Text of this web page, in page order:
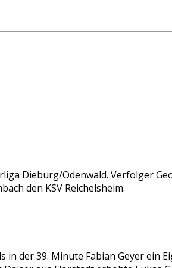
Dieburg/Odenwald. Verfolger
den KSV Reichelsheim.
der 39. Minute Fabian Geyer ein